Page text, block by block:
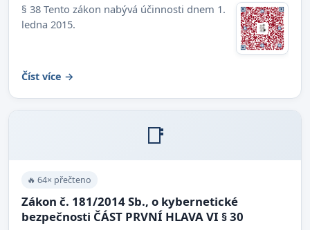
§ 38 Tento zákon nabývá účinnosti dnem 1.
ledna 2015.
Číst více →
📑
🔥 64× přečteno
Zákon č. 181/2014 Sb., o kybernetické
bezpečnosti ČÁST PRVNÍ HLAVA VI § 30